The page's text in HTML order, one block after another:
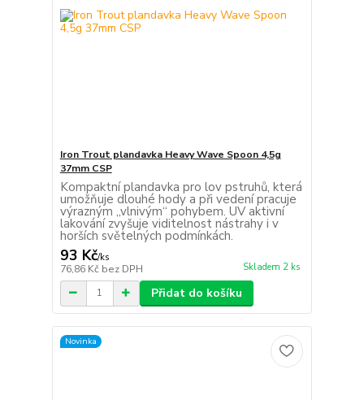
Iron Trout plandavka Heavy Wave Spoon 4,5g
37mm CSP
Kompaktní plandavka pro lov pstruhů, která
umožňuje dlouhé hody a při vedení pracuje
výrazným „vlnivým“ pohybem. UV aktivní
lakování zvyšuje viditelnost nástrahy i v
horších světelných podmínkách.
93 Kč/ks
76,86 Kč bez DPH Skladem 2 ks
Přidat do košíku
Novinka